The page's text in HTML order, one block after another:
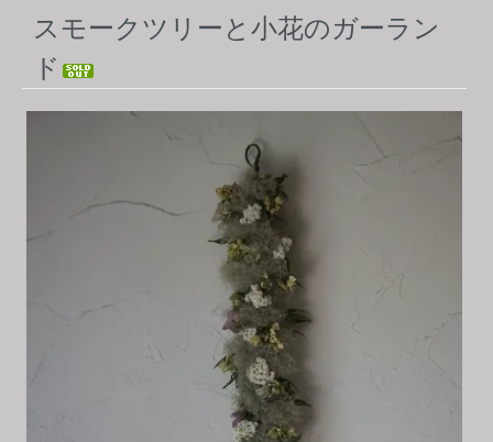
スモークツリーと小花のガーラン
ド